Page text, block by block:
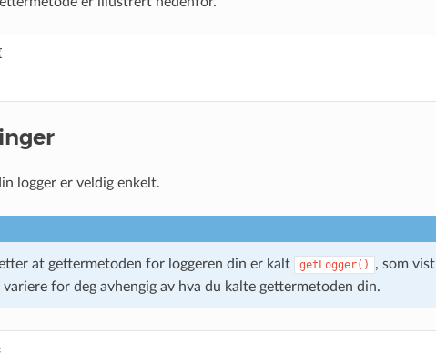
logger er veldig enkelt.
at gettermetoden for loggeren din er kalt getLogger()
, som vist
for deg avhengig av hva du kalte gettermetoden din.